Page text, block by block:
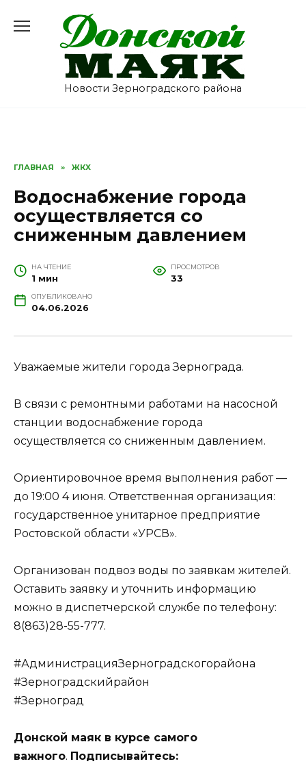
содержанию
Новости Зерноградского района
ГЛАВНАЯ » ЖКХ
Водоснабжение города
осуществляется со
сниженным давлением
НА ЧТЕНИЕ
1 мин
ПРОСМОТРОВ
33
ОПУБЛИКОВАНО
04.06.2026
Уважаемые жители города Зернограда.
В связи с ремонтными работами на насосной
станции водоснабжение города
осуществляется со сниженным давлением.
Ориентировочное время выполнения работ —
до 19:00 4 июня. Ответственная организация:
государственное унитарное предприятие
Ростовской области «УРСВ».
Организован подвоз воды по заявкам жителей.
Оставить заявку и уточнить информацию
можно в диспетчерской службе по телефону:
8(863)28-55-777.
#АдминистрацияЗерноградскогорайона
#Зерноградскийрайон
#Зерноград
Донской маяк в курсе самого
важного. Подписывайтесь: